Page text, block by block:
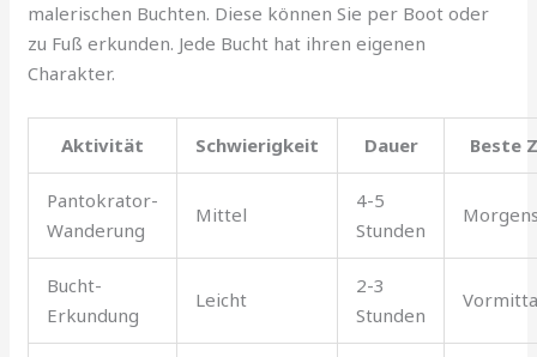
malerischen Buchten. Diese können Sie per Boot oder
zu Fuß erkunden. Jede Bucht hat ihren eigenen
Charakter.
Aktivität Schwierigkeit Dauer Beste
Pantokrator-
Wanderung
Mittel
4-5
Stunden
Bucht-
Erkundung
Leicht
2-3
Stunden